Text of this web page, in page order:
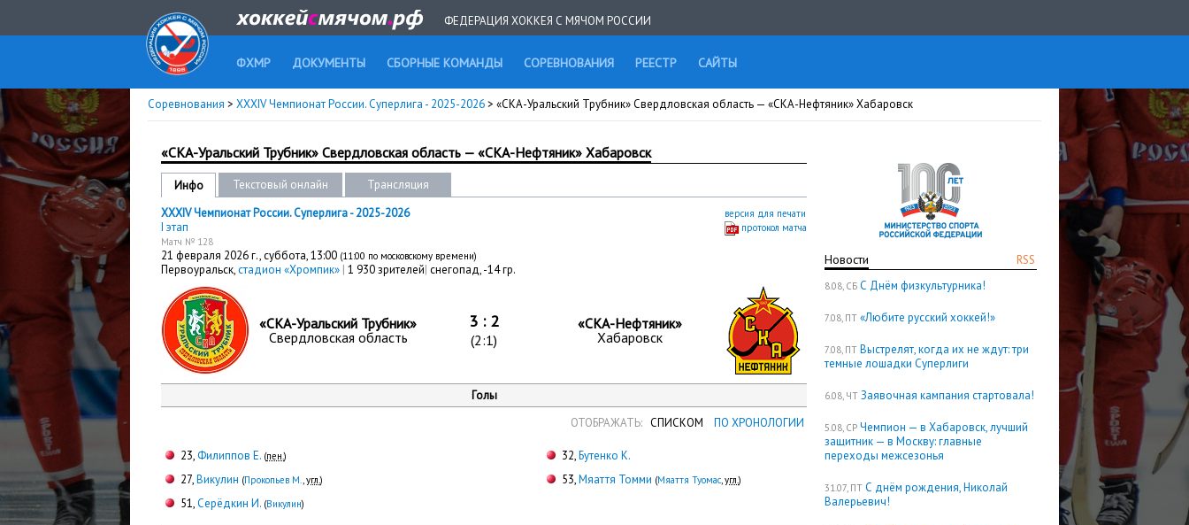
ФЕДЕРАЦИЯ ХОККЕЯ С МЯЧОМ РОССИИ
ФХМР ДОКУМЕНТЫ СБОРНЫЕ КОМАНДЫ СОРЕВНОВАНИЯ РЕЕСТР САЙТЫ
Соревнования > XXXIV Чемпионат России. Суперлига - 2025-2026> «СКА-Уральский Трубник» Свердловская область — «СКА-Нефтяник» Хабаровск
RSS
Новости
8.08, СБ С Днём физкультурника!
7.08, ПТ «Любите русский хоккей!»
7.08, ПТ Выстрелят, когда их не ждут: три
темные лошадки Суперлиги
6.08, ЧТ Заявочная кампания стартовала!
5.08, СР Чемпион — в Хабаровск, лучший
защитник — в Москву: главные
переходы межсезонья
31.07, ПТ С днём рождения, Николай
Валерьевич!
«СКА-Уральский Трубник» Свердловская область — «СКА-Нефтяник» Хабаровск
Инфо Текстовый онлайн Трансляция
версия для печати
протокол матча
XXXIV Чемпионат России. Суперлига - 2025-2026
I этап
Матч № 128
21 февраля 2026 г.,суббота, 13:00 (11:00 по московскому времени)
Первоуральск,стадион «Хромпик» | 1 930 зрителей| снегопад, -14 гр.
«СКА-Уральский Трубник»
Свердловская область
3 : 2
(2:1)
«СКА-Нефтяник»
Хабаровск
Голы
ОТОБРАЖАТЬ: СПИСКОМ ПО ХРОНОЛОГИИ
23,Филиппов Е. (пен.)
27,Викулин (Прокопьев М.,угл.)
51,Серёдкин И. (Викулин)
32,Бутенко К.
53,Мяаття Томми (Мяаття Туомас,угл.)